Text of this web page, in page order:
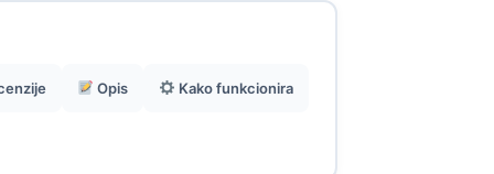
Opis Kako funkcionira